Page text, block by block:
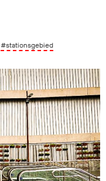
#stationsgebied